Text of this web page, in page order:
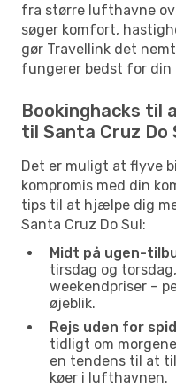
fra større lufthavne
søger komfort,
gør Travellink det
fungerer bedst for din
Bookinghacks til
til Santa Cruz Do
Det er muligt at flyve
kompromis med din
tips til at hjælpe dig
Santa Cruz Do Sul:
Midt på ugen-
tirsdag og
weekendpriser –
øjeblik.
Rejs uden for
tidligt om
en tendens til at
køer i lufthavnen.